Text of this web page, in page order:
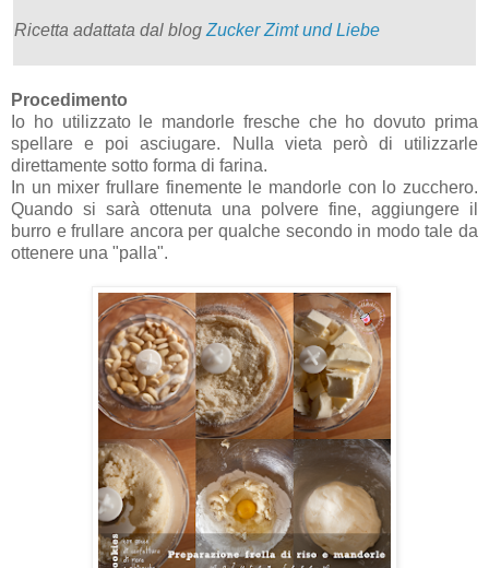
Ricetta adattata dal blog Zucker Zimt und Liebe
Procedimento
Io ho utilizzato le mandorle fresche che ho dovuto prima
spellare e poi asciugare. Nulla vieta però di utilizzarle
direttamente sotto forma di farina.
In un mixer frullare finemente le mandorle con lo zucchero.
Quando si sarà ottenuta una polvere fine, aggiungere il
burro e frullare ancora per qualche secondo in modo tale da
ottenere una "palla".